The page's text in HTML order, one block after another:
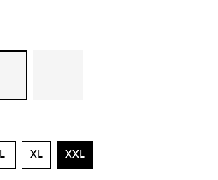
L XL XXL